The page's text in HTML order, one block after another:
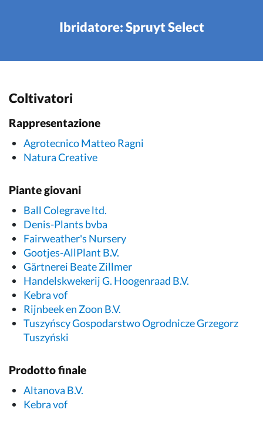
Ibridatore: Spruyt Select
Coltivatori
Rappresentazione
Agrotecnico Matteo Ragni
Natura Creative
Piante giovani
Ball Colegrave ltd.
Denis-Plants bvba
Fairweather's Nursery
Gootjes-AllPlant B.V.
Gärtnerei Beate Zillmer
Handelskwekerij G. Hoogenraad B.V.
Kebra vof
Rijnbeek en Zoon B.V.
Tuszyńscy Gospodarstwo Ogrodnicze Grzegorz
Tuszyński
Prodotto finale
Altanova B.V.
Kebra vof